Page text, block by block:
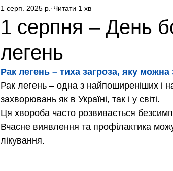
1 серпня – День
легень
1 серп. 2025 р. Читати 1 хв
Рак легень – тиха загроза, яку можна
Рак легень – одна з найпоширеніших і
захворювань як в Україні, так і у світі.
Ця хвороба часто розвивається
Вчасне виявлення та профілактика
лікування.